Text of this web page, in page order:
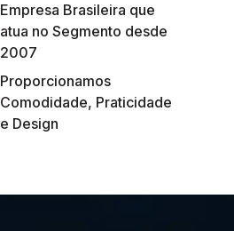
Empresa Brasileira que
atua no Segmento desde
2007
Proporcionamos
Comodidade, Praticidade
e Design